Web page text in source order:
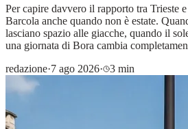
Per capire davvero il rapporto tra Trieste
Barcola anche quando non è estate.
lasciano spazio alle giacche, quando il
una giornata di Bora cambia
redazione·7 ago 2026· 3 min